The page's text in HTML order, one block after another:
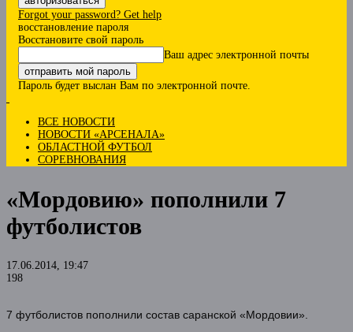
Forgot your password? Get help
восстановление пароля
Восстановите свой пароль
Ваш адрес электронной почты
Пароль будет выслан Вам по электронной почте.
ВСЕ НОВОСТИ
НОВОСТИ «АРСЕНАЛА»
ОБЛАСТНОЙ ФУТБОЛ
СОРЕВНОВАНИЯ
«Мордовию» пополнили 7
футболистов
17.06.2014, 19:47
198
7 футболистов пополнили состав саранской «Мордовии».